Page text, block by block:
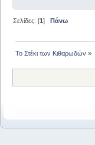
Σελίδες: [1]Πάνω
Το Στέκι των Κιθαρωδών »